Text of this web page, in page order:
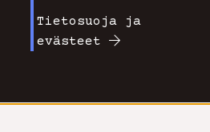
Tietosuoja ja
evästeet